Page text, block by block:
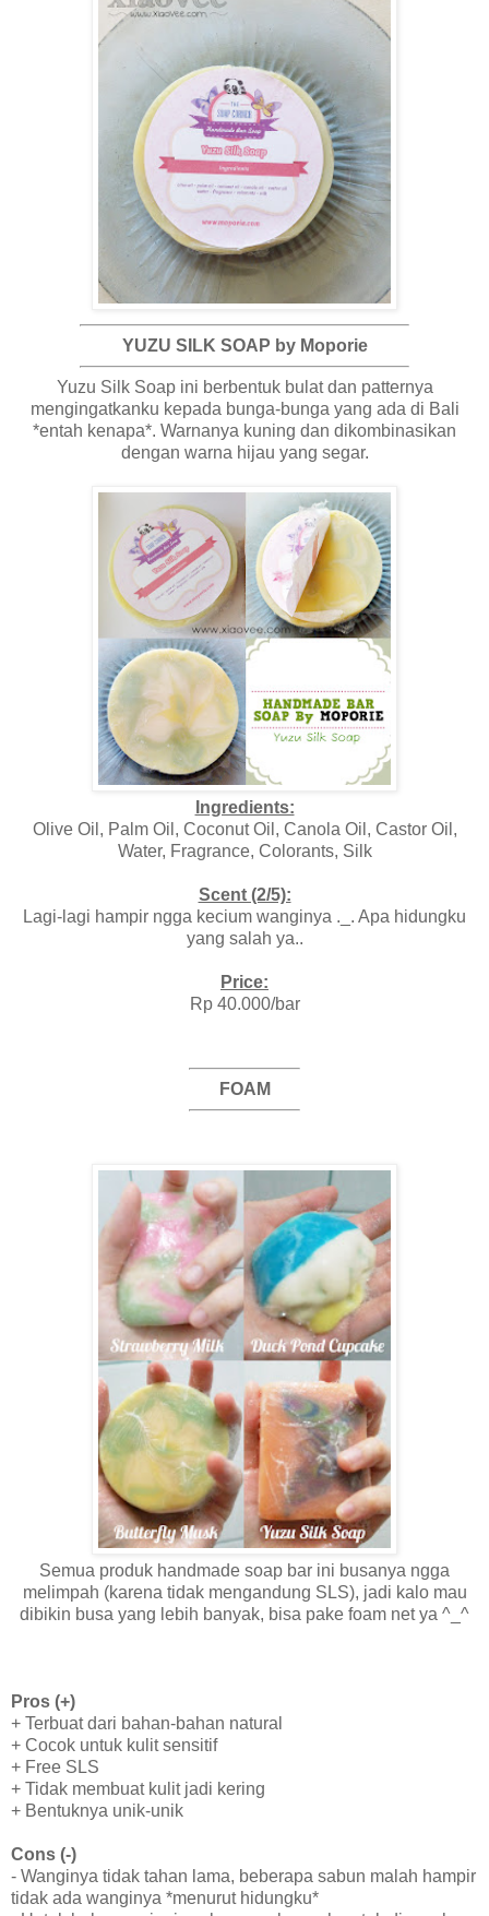
YUZU SILK SOAP by Moporie
Yuzu Silk Soap ini berbentuk bulat dan patternya
mengingatkanku kepada bunga-bunga yang ada di Bali
*entah kenapa*. Warnanya kuning dan dikombinasikan
dengan warna hijau yang segar.
Ingredients:
Olive Oil, Palm Oil, Coconut Oil, Canola Oil, Castor Oil,
Water, Fragrance, Colorants, Silk
Scent (2/5):
Lagi-lagi hampir ngga kecium wanginya ._. Apa hidungku
yang salah ya..
Price:
Rp 40.000/bar
FOAM
Semua produk handmade soap bar ini busanya ngga
melimpah (karena tidak mengandung SLS), jadi kalo mau
dibikin busa yang lebih banyak, bisa pake foam net ya ^_^
Pros (+)
+ Terbuat dari bahan-bahan natural
+ Cocok untuk kulit sensitif
+ Free SLS
+ Tidak membuat kulit jadi kering
+ Bentuknya unik-unik
Cons (-)
- Wanginya tidak tahan lama, beberapa sabun malah hampir
tidak ada wanginya *menurut hidungku*